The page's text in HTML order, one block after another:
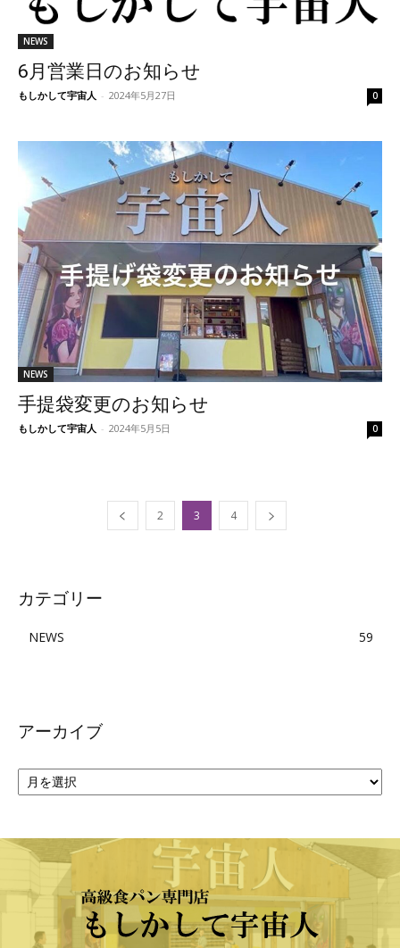
NEWS
6月営業日のお知らせ
もしかして宇宙人 - 2024年5月27日 0
NEWS
手提袋変更のお知らせ
もしかして宇宙人 - 2024年5月5日 0
2 3 4
カテゴリー
NEWS 59
アーカイブ
ア
ー
ブ